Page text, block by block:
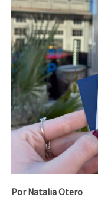
Por Natalia Otero